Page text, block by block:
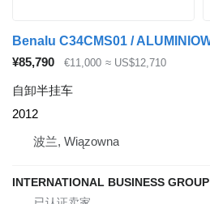
¥85,790 €11,000 ≈ US$12,710
自卸半挂车
2012
波兰, Wiązowna
INTERNATIONAL BUSINESS GROUP